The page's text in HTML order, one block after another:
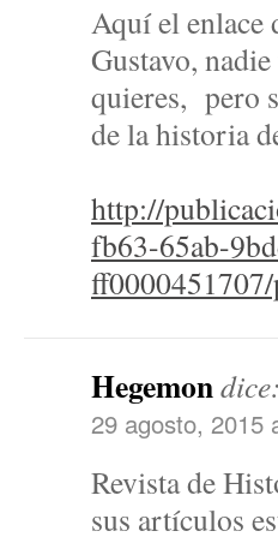
Aquí el enlace
Gustavo,
quieres, pero
de la historia
http://
fb63-65ab-
Hegemondice:
29 agosto, 2015
Revista de
sus artículos